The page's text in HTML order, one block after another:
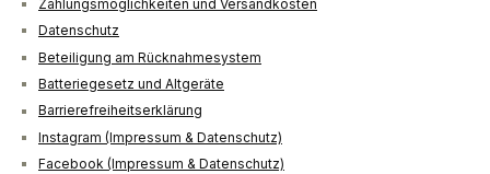
Zahlungsmöglichkeiten und Versandkosten
Datenschutz
Beteiligung am Rücknahmesystem
Batteriegesetz und Altgeräte
Barrierefreiheitserklärung
Instagram (Impressum & Datenschutz)
Facebook (Impressum & Datenschutz)